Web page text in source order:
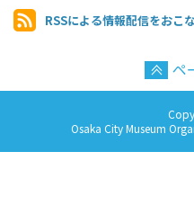
RSSによる情報配信をおこ
ペ
Osaka City Museum